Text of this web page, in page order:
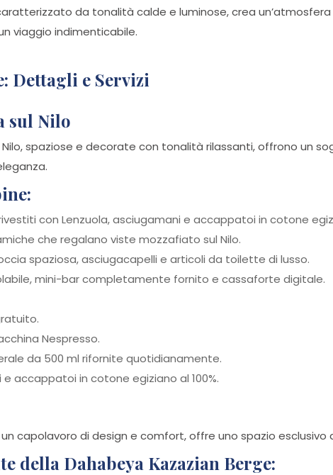
da tonalità calde e luminose, crea
viaggio indimenticabile.
Dettagli e Servizi
sul Nilo
spaziose e decorate con tonalità rilassanti, offrono un
con Lenzuola, asciugamani e accappatoi in cotone
che regalano viste mozzafiato sul Nilo.
spaziosa, asciugacapelli e articoli da toilette di lusso.
mini-bar completamente fornito e cassaforte digitale.
Nespresso.
da 500 ml rifornite quotidianamente.
e accappatoi in cotone egiziano al 100%.
capolavoro di design e comfort, offre uno spazio esclusivo
della Dahabeya Kazazian Berge: